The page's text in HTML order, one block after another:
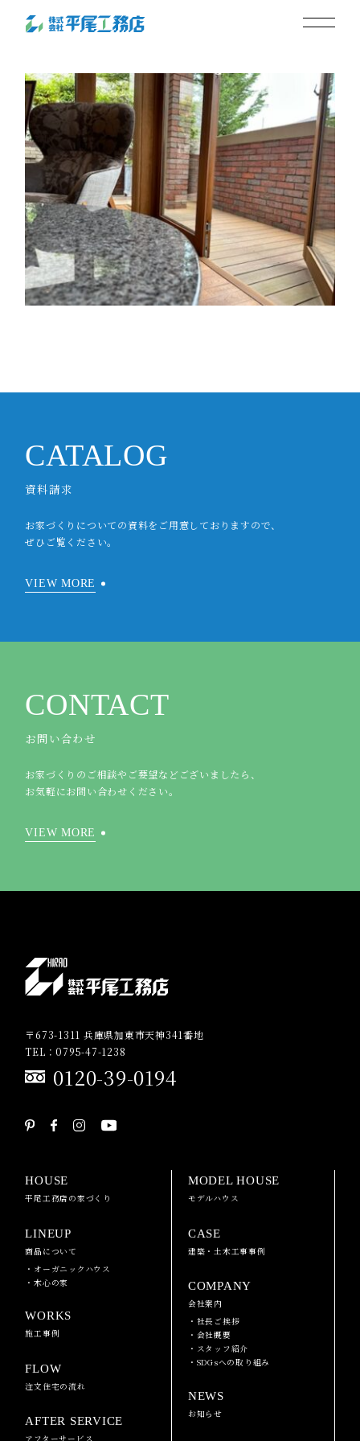
リビングからウッドデッキ
CATALOG
資料請求
お家づくりについての資料をご用意しておりますので、
ぜひご覧ください。
VIEW MORE
CONTACT
お問い合わせ
お家づくりのご相談やご要望などございましたら、
お気軽にお問い合わせください。
VIEW MORE
〒673-1311 兵庫県加東市天神341番地
TEL：0795-47-1238
0120-39-0194
HOUSE
平尾工務店の家づくり
LINEUP
商品について
・オーガニックハウス
・木心の家
WORKS
施工事例
FLOW
注文住宅の流れ
AFTER SERVICE
アフターサービス
MODEL HOUSE
モデルハウス
CASE
建築・土木工事事例
COMPANY
会社案内
・社長ご挨拶
・会社概要
・スタッフ紹介
・SDGsへの取り組み
NEWS
お知らせ